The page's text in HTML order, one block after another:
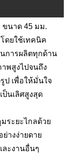
ขนาด 45 มม.
ดยใช้เทคนิค
การผลิตทุกด้าน
พสูงไปจนถึง
ป เพื่อให้มั่นใจ
ป็นเลิศสูงสุด
ระยะไกลด้วย
างง่ายดาย
ละงานอื่นๆ